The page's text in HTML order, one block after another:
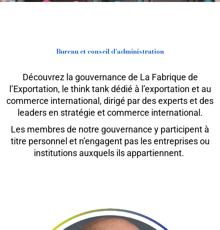
Bureau et conseil d’administration
Découvrez la gouvernance de La Fabrique de
l’Exportation, le think tank dédié à l’exportation et au
commerce international, dirigé par des experts et des
leaders en stratégie et commerce international.
Les membres de notre gouvernance y participent à
titre personnel et n’engagent pas les entreprises ou
institutions auxquels ils appartiennent.